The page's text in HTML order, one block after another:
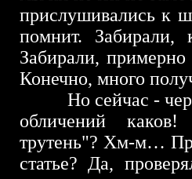
прислушивались к
помнит.
Забирали,
Конечно, много
Но сейчас -
обличений
трутень"? Хм-м…
статье? Да,